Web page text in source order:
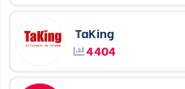
TaKing
4404